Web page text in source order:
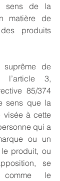
sens de la
matière de
produits
de
l’article 3,
85/374
sens que la
visée à cette
qui a
ou un
produit, ou
se
comme le